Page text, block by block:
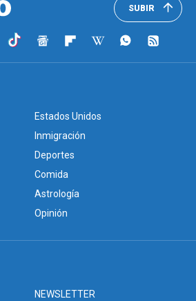
SUBIR
Estados Unidos
Inmigración
Deportes
Comida
Astrología
Opinión
NEWSLETTER